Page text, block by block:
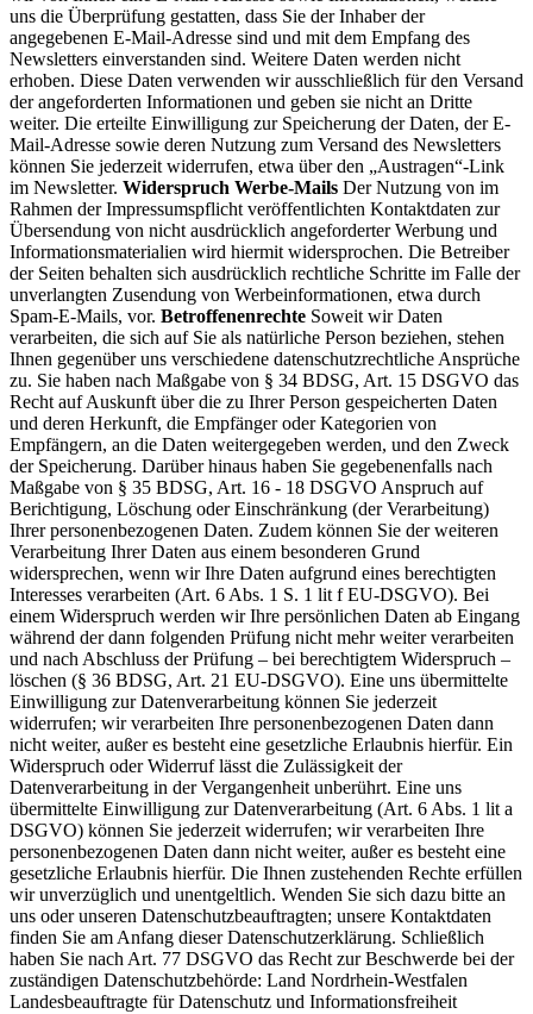
uns die Überprüfung gestatten, dass Sie der Inhaber der
angegebenen E-Mail-Adresse sind und mit dem Empfang des
Newsletters einverstanden sind. Weitere Daten werden nicht
erhoben. Diese Daten verwenden wir ausschließlich für den Versand
der angeforderten Informationen und geben sie nicht an Dritte
weiter. Die erteilte Einwilligung zur Speicherung der Daten, der E-
Mail-Adresse sowie deren Nutzung zum Versand des Newsletters
können Sie jederzeit widerrufen, etwa über den „Austragen“-Link
im Newsletter. Widerspruch Werbe-Mails Der Nutzung von im
Rahmen der Impressumspflicht veröffentlichten Kontaktdaten zur
Übersendung von nicht ausdrücklich angeforderter Werbung und
Informationsmaterialien wird hiermit widersprochen. Die Betreiber
der Seiten behalten sich ausdrücklich rechtliche Schritte im Falle der
unverlangten Zusendung von Werbeinformationen, etwa durch
Spam-E-Mails, vor. Betroffenenrechte Soweit wir Daten
verarbeiten, die sich auf Sie als natürliche Person beziehen, stehen
Ihnen gegenüber uns verschiedene datenschutzrechtliche Ansprüche
zu. Sie haben nach Maßgabe von § 34 BDSG, Art. 15 DSGVO das
Recht auf Auskunft über die zu Ihrer Person gespeicherten Daten
und deren Herkunft, die Empfänger oder Kategorien von
Empfängern, an die Daten weitergegeben werden, und den Zweck
der Speicherung. Darüber hinaus haben Sie gegebenenfalls nach
Maßgabe von § 35 BDSG, Art. 16 - 18 DSGVO Anspruch auf
Berichtigung, Löschung oder Einschränkung (der Verarbeitung)
Ihrer personenbezogenen Daten. Zudem können Sie der weiteren
Verarbeitung Ihrer Daten aus einem besonderen Grund
widersprechen, wenn wir Ihre Daten aufgrund eines berechtigten
Interesses verarbeiten (Art. 6 Abs. 1 S. 1 lit f EU-DSGVO). Bei
einem Widerspruch werden wir Ihre persönlichen Daten ab Eingang
während der dann folgenden Prüfung nicht mehr weiter verarbeiten
und nach Abschluss der Prüfung – bei berechtigtem Widerspruch –
löschen (§ 36 BDSG, Art. 21 EU-DSGVO). Eine uns übermittelte
Einwilligung zur Datenverarbeitung können Sie jederzeit
widerrufen; wir verarbeiten Ihre personenbezogenen Daten dann
nicht weiter, außer es besteht eine gesetzliche Erlaubnis hierfür. Ein
Widerspruch oder Widerruf lässt die Zulässigkeit der
Datenverarbeitung in der Vergangenheit unberührt. Eine uns
übermittelte Einwilligung zur Datenverarbeitung (Art. 6 Abs. 1 lit a
DSGVO) können Sie jederzeit widerrufen; wir verarbeiten Ihre
personenbezogenen Daten dann nicht weiter, außer es besteht eine
gesetzliche Erlaubnis hierfür. Die Ihnen zustehenden Rechte erfüllen
wir unverzüglich und unentgeltlich. Wenden Sie sich dazu bitte an
uns oder unseren Datenschutzbeauftragten; unsere Kontaktdaten
finden Sie am Anfang dieser Datenschutzerklärung. Schließlich
haben Sie nach Art. 77 DSGVO das Recht zur Beschwerde bei der
zuständigen Datenschutzbehörde: Land Nordrhein-Westfalen
Landesbeauftragte für Datenschutz und Informationsfreiheit